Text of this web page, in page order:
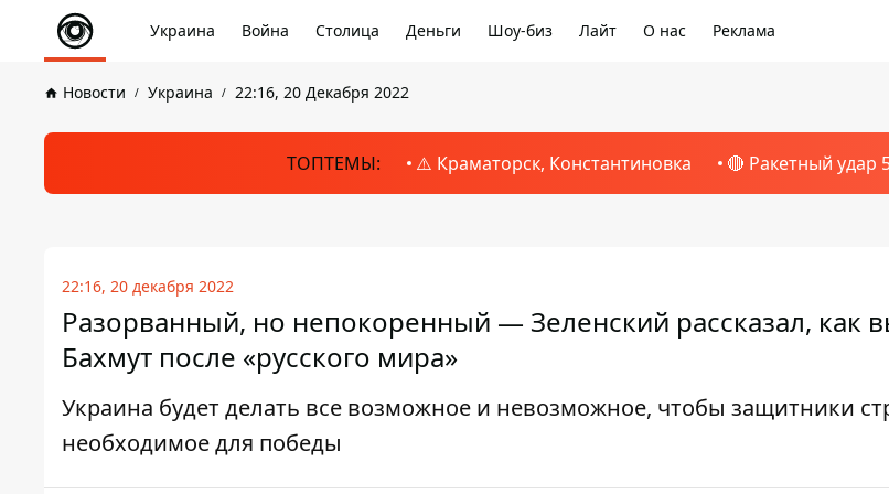
Украина Война Столица Деньги Шоу-биз Лайт О нас Реклама
Новости Украина 22:16, 20 Декабря 2022
ТОПТЕМЫ: ⚠️ Краматорск, Константиновка 🔴 Ракетный удар
22:16, 20 декабря 2022
Разорванный, но непокоренный — Зеленский рассказал, как
Бахмут после «русского мира»
Украина будет делать все возможное и невозможное, чтобы защитники
необходимое для победы